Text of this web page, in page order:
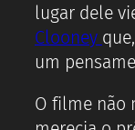
lugar dele
Clooney
um
O filme não